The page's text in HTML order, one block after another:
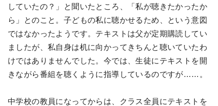
していたの？」と聞いたところ、「私が聴きたかったか
ら」とのこと。子どもの私に聴かせるため、という意図
ではなかったようです。テキストは父が定期購読してい
ましたが、私自身は机に向かってきちんと聴いていたわ
けではありませんでした。今では、生徒にテキストを開
きながら番組を聴くように指導しているのですが……。
中学校の教員になってからは、クラス全員にテキストを